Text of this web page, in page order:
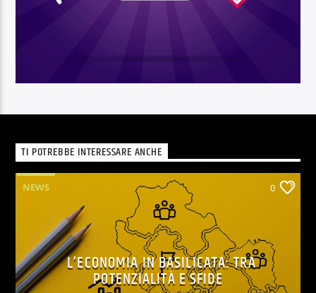
TI POTREBBE INTERESSARE ANCHE
NEWS 0
L’ECONOMIA IN BASILICATA: TRA
POTENZIALITÀ E SFIDE